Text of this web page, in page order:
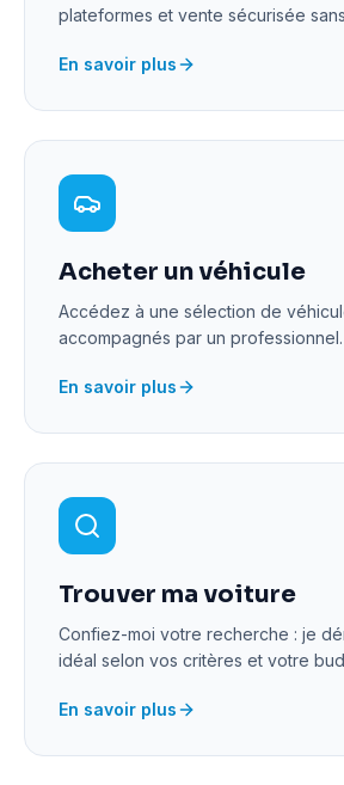
plateformes et vente sécurisée
En savoir plus
Acheter un véhicule
Accédez à une sélection de
accompagnés par un professionnel.
En savoir plus
Trouver ma voiture
Confiez-moi votre recherche : je
idéal selon vos critères et votre
En savoir plus